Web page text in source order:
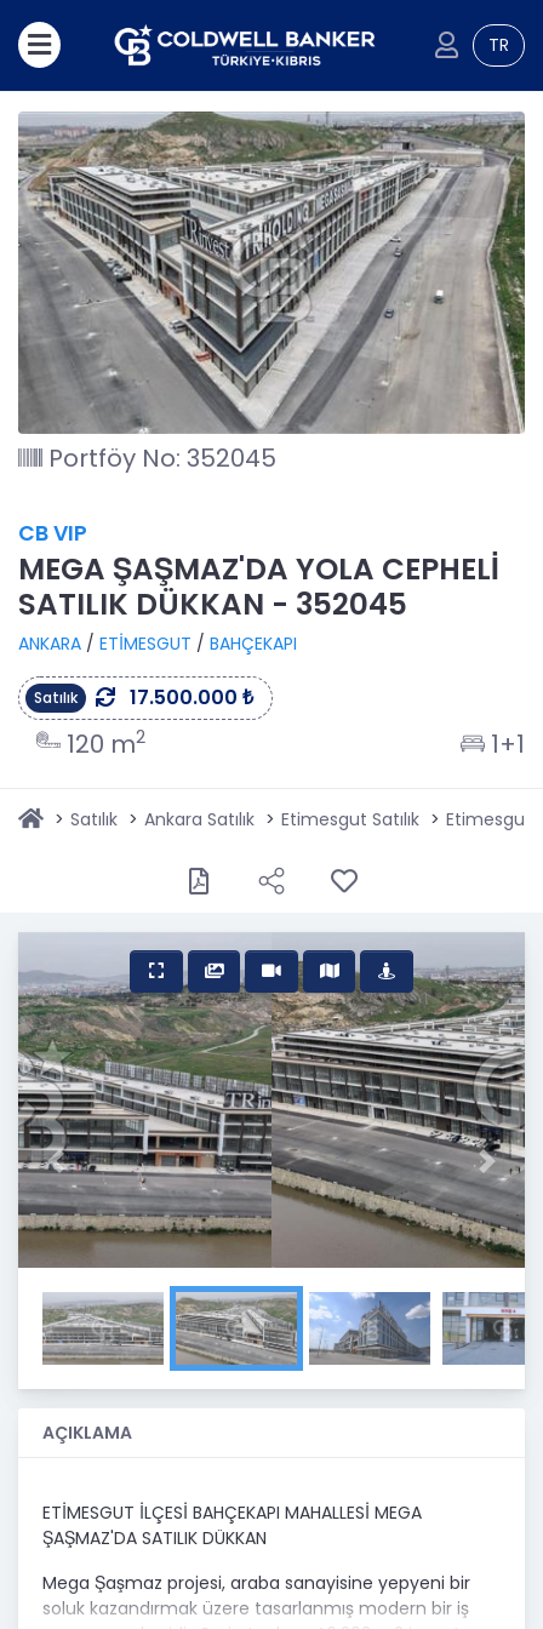
TR
Portföy No: 352045
CB VIP
MEGA ŞAŞMAZ'DA YOLA CEPHELİ
SATILIK DÜKKAN - 352045
ANKARA / ETİMESGUT / BAHÇEKAPI
Satılık 17.500.000 ₺
120 m2 1+1
Satılık Ankara Satılık Etimesgut Satılık Etimesgut
Previous Next
AÇIKLAMA
ETİMESGUT İLÇESİ BAHÇEKAPI MAHALLESİ MEGA
ŞAŞMAZ'DA SATILIK DÜKKAN
Mega Şaşmaz projesi, araba sanayisine yepyeni bir
soluk kazandırmak üzere tasarlanmış modern bir iş